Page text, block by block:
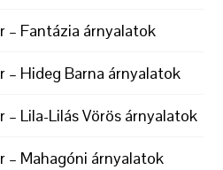
– Fantázia árnyalatok
– Hideg Barna árnyalatok
Lila-Lilás Vörös árnyalatok
– Mahagóni árnyalatok